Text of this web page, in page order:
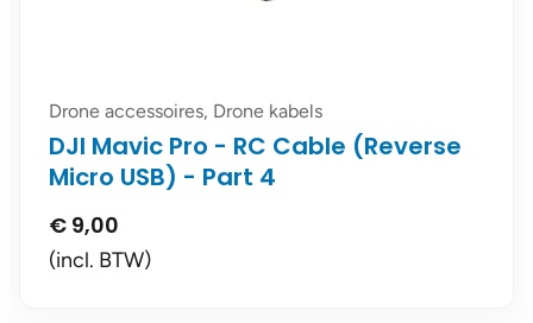
Drone accessoires, Drone kabels
DJI Mavic Pro - RC Cable (Reverse
Micro USB) - Part 4
€ 9,00
(incl. BTW)